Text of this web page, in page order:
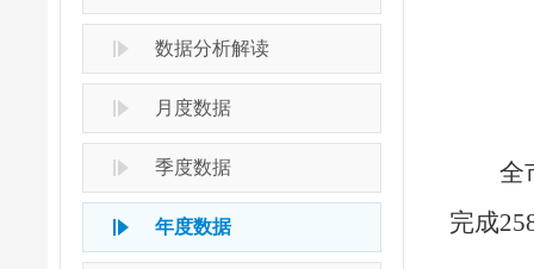
数据分析解读
月度数据
季度数据
年度数据
全
完成